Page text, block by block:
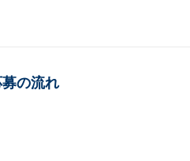
募の流れ